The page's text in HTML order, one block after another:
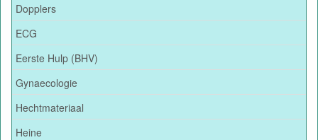
Dopplers
ECG
Eerste Hulp (BHV)
Gynaecologie
Hechtmateriaal
Heine